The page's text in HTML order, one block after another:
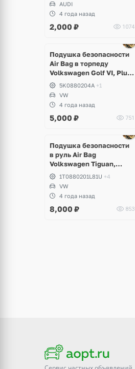
AUDI
4 года назад
2,000 ₽ 1074
Подушка безопасности
Air Bag в торпеду
Volkswagen Golf VI, Plus,
Tiguan, Jetta, Eos,
Scirocco
5K0880204A +1
VW
4 года назад
5,000 ₽ 751
Подушка безопасности
в руль Air Bag
Volkswagen Tiguan,
Scirocco, Golf VI GTI,
Touran, Polo, Passat B6,
B7, CC
1T0880201L81U +4
VW
4 года назад
8,000 ₽ 853